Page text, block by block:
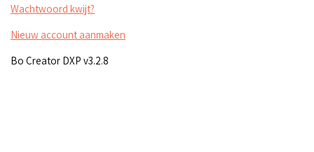
Wachtwoord kwijt?
Nieuw account aanmaken
Bo Creator DXP v3.2.8